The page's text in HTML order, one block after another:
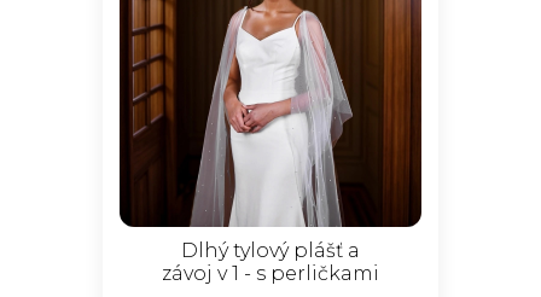
Dlhý tylový plášť a
závoj v 1 - s perličkami